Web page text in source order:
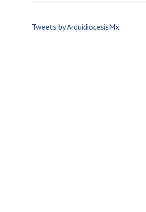
Tweets by ArquidiocesisMx